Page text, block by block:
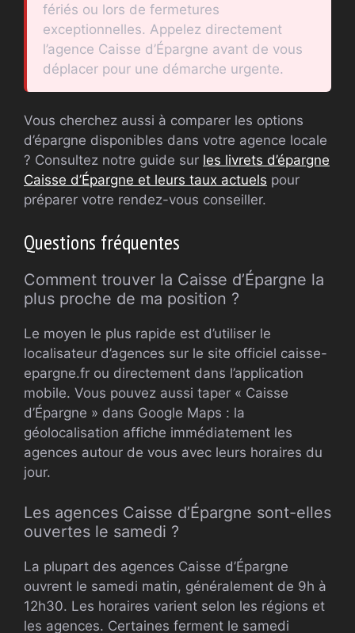
fériés ou lors de fermetures
exceptionnelles. Appelez directement
l’agence Caisse d’Épargne avant de vous
déplacer pour une démarche urgente.
Vous cherchez aussi à comparer les options
d’épargne disponibles dans votre agence locale
? Consultez notre guide sur les livrets d’épargne
Caisse d’Épargne et leurs taux actuels pour
préparer votre rendez-vous conseiller.
Questions fréquentes
Comment trouver la Caisse d’Épargne la
plus proche de ma position ?
Le moyen le plus rapide est d’utiliser le
localisateur d’agences sur le site officiel caisse-
epargne.fr ou directement dans l’application
mobile. Vous pouvez aussi taper « Caisse
d’Épargne » dans Google Maps : la
géolocalisation affiche immédiatement les
agences autour de vous avec leurs horaires du
jour.
Les agences Caisse d’Épargne sont-elles
ouvertes le samedi ?
La plupart des agences Caisse d’Épargne
ouvrent le samedi matin, généralement de 9h à
12h30. Les horaires varient selon les régions et
les agences. Certaines ferment le samedi